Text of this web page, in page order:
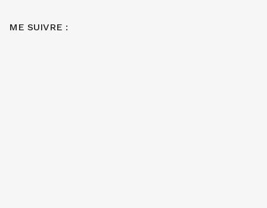
ME SUIVRE :